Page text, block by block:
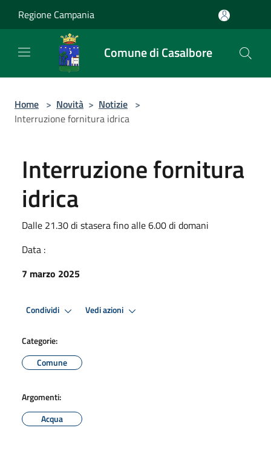
Regione Campania
Comune di Casalbore
Home > Novità > Notizie >
Interruzione fornitura idrica
Interruzione fornitura
idrica
Dalle 21.30 di stasera fino alle 6.00 di domani
Data :
7 marzo 2025
Condividi Vedi azioni
Categorie:
Comune
Argomenti:
Acqua